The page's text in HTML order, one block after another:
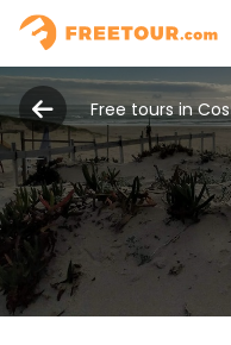
Free tours in